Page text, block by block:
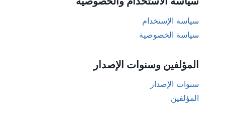
سياسة الإستخدام
سياسة الخصوصية
المؤلفين وسنوات الإصدار
سنوات الإصدار
المؤلفين